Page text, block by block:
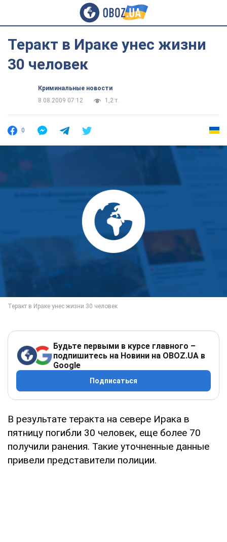
Теракт в Ираке унес жизни
30 человек
Криминальные новости
8.08.2009 07:12
1,2 т.
0
Будьте первыми в курсе главного –
подпишитесь на Новини на OBOZ.UA в
Google
Подписаться
В результате теракта на севере Ирака в
пятницу погибли 30 человек, еще более 70
получили ранения. Такие уточненные данные
привели представители полиции.